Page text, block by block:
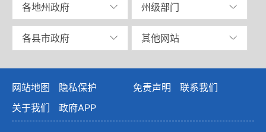
各地州政府 州级部门
各县市政府 其他网站
网站地图 隐私保护 免责声明
联系我们
关于我们
政府APP